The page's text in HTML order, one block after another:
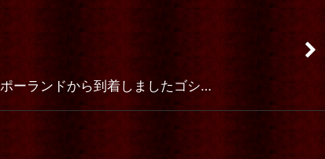
ーランドから到着しましたゴシ…